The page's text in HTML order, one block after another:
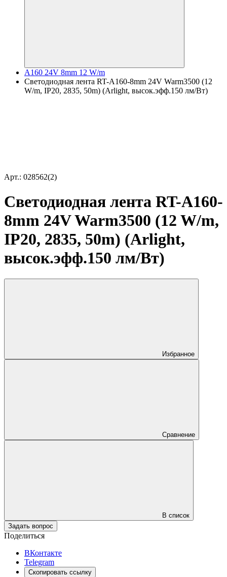
A160 24V 8mm 12 W/m
Светодиодная лента RT-A160-8mm 24V Warm3500 (12
W/m, IP20, 2835, 50m) (Arlight, высок.эфф.150 лм/Вт)
Арт.: 028562(2)
Светодиодная лента RT-A160-
8mm 24V Warm3500 (12 W/m,
IP20, 2835, 50m) (Arlight,
высок.эфф.150 лм/Вт)
Избранное
Сравнение
В список
Задать вопрос
Поделиться
ВКонтакте
Telegram
Скопировать ссылку